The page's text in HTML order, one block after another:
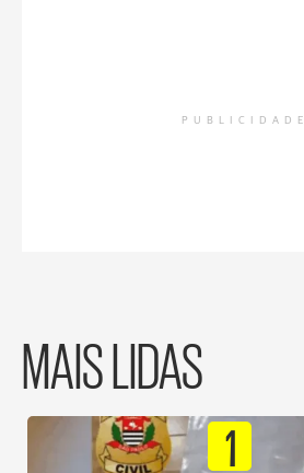
PUBLICIDADE
MAIS LIDAS
1